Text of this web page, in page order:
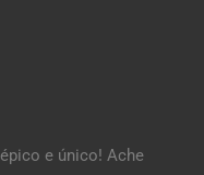
e único! Ache